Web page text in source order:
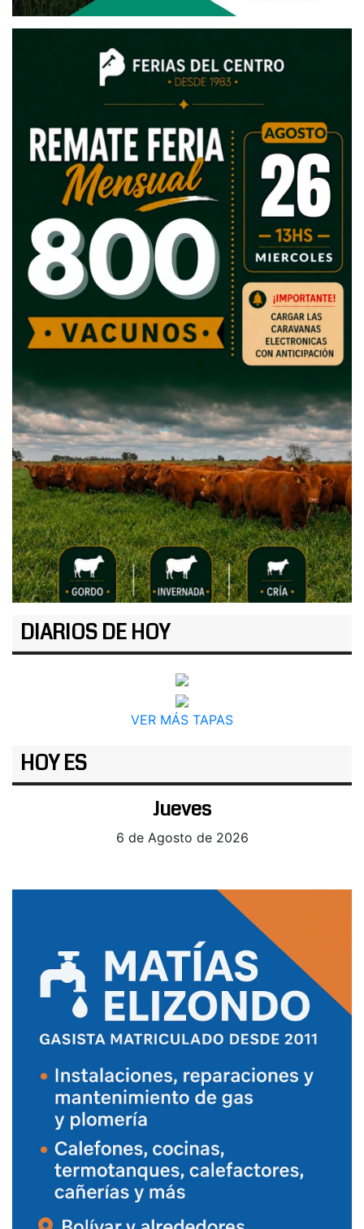
DIARIOS DE HOY
VER MÁS TAPAS
HOY ES
Jueves
6 de Agosto de 2026